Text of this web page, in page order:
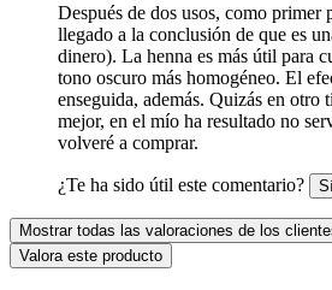
Después de dos usos, como primer
llegado a la conclusión de que es
dinero). La henna es más útil para
tono oscuro más homogéneo. El
enseguida, además. Quizás en otro
mejor, en el mío ha resultado no
volveré a comprar.
¿Te ha sido útil este comentario?
Mostrar todas las valoraciones de los
Valora este producto